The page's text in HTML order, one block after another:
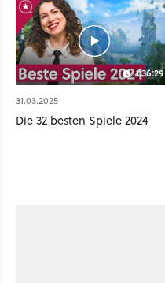
1:36:29
31.03.2025
Die 32 besten Spiele 2024